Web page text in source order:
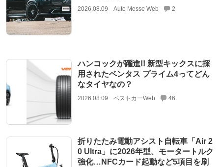
2026.08.09 Auto Messe Web 2
ハンコックが躍進!! 新型キックスに採
用されたベンタス プライム4ってどん
なタイヤなの？
2026.08.09 ベストカーWeb 46
折りたたみ電動アシスト自転車「Air 2
0 Ultra」に2026年型、モータートルク
強化…NFCカード起動など5項目を刷